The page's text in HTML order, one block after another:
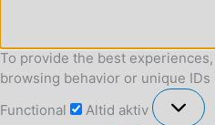
To provide the best
browsing behavior or unique
Functional
Altid aktiv